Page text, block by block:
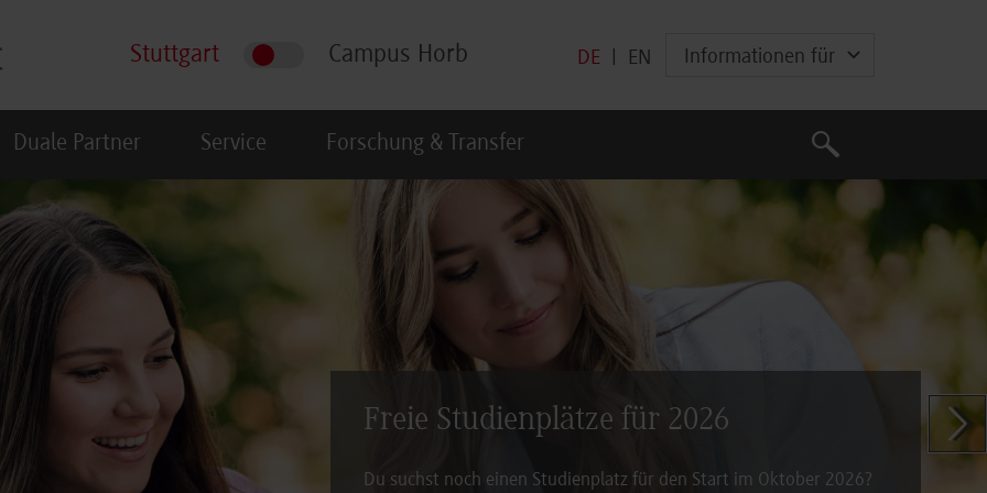
Stuttgart Campus Horb DE EN Informationen für
Duale Partner Service Forschung & Transfer
Suche
Suche
Freie Studienplätze für 2026
Du suchst noch einen Studienplatz für den Start im Oktober 2026?
Zeige